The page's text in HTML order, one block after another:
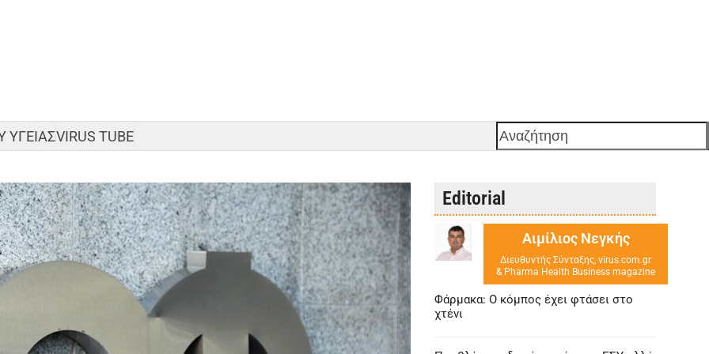
ΥΓΕΙΑΣVIRUS TUBE Αναζήτηση
Editorial
Αιμίλιος Νεγκής
Διευθυντής Σύνταξης, virus.com.gr
& Pharma Health Business magazine
Φάρμακα: Ο κόμπος έχει φτάσει στο
χτένι